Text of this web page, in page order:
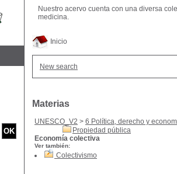
Inicio
New search
Materias
UNESCO_V2 > 6 Política, derecho y
Propiedad pública
Economía colectiva
Ver también:
Colectivismo
Nuestro acervo cuenta con una diversa
medicina.